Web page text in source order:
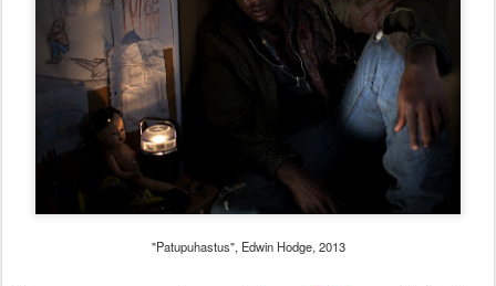
"Patupuhastus", Edwin Hodge, 2013